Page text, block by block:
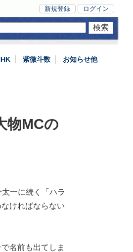
新規登録 ログイン
紫微斗数 お知らせ他
物MCの
一に続く「ハラ
ければならない
名前も出てしま